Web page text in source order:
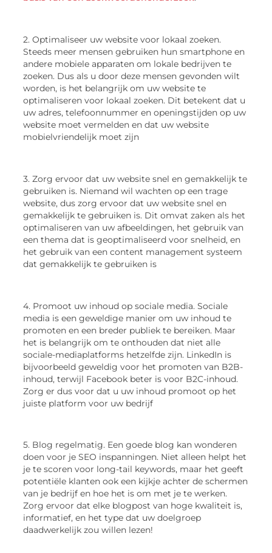
2. Optimaliseer uw website voor lokaal zoeken.
Steeds meer mensen gebruiken hun smartphone en
andere mobiele apparaten om lokale bedrijven te
zoeken. Dus als u door deze mensen gevonden wilt
worden, is het belangrijk om uw website te
optimaliseren voor lokaal zoeken. Dit betekent dat u
uw adres, telefoonnummer en openingstijden op uw
website moet vermelden en dat uw website
mobielvriendelijk moet zijn
3. Zorg ervoor dat uw website snel en gemakkelijk te
gebruiken is. Niemand wil wachten op een trage
website, dus zorg ervoor dat uw website snel en
gemakkelijk te gebruiken is. Dit omvat zaken als het
optimaliseren van uw afbeeldingen, het gebruik van
een thema dat is geoptimaliseerd voor snelheid, en
het gebruik van een content management systeem
dat gemakkelijk te gebruiken is
4. Promoot uw inhoud op sociale media. Sociale
media is een geweldige manier om uw inhoud te
promoten en een breder publiek te bereiken. Maar
het is belangrijk om te onthouden dat niet alle
sociale-mediaplatforms hetzelfde zijn. LinkedIn is
bijvoorbeeld geweldig voor het promoten van B2B-
inhoud, terwijl Facebook beter is voor B2C-inhoud.
Zorg er dus voor dat u uw inhoud promoot op het
juiste platform voor uw bedrijf
5. Blog regelmatig. Een goede blog kan wonderen
doen voor je SEO inspanningen. Niet alleen helpt het
je te scoren voor long-tail keywords, maar het geeft
potentiële klanten ook een kijkje achter de schermen
van je bedrijf en hoe het is om met je te werken.
Zorg ervoor dat elke blogpost van hoge kwaliteit is,
informatief, en het type dat uw doelgroep
daadwerkelijk zou willen lezen!